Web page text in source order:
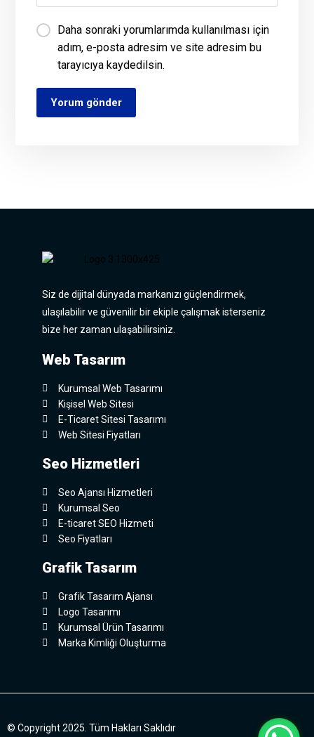
Daha sonraki yorumlarımda kullanılması için
adım, e-posta adresim ve site adresim bu
tarayıcıya kaydedilsin.
Yorum gönder
Siz de dijital dünyada markanızı güçlendirmek,
ulaşılabilir ve güvenilir bir ekiple çalışmak isterseniz
bize her zaman ulaşabilirsiniz.
Web Tasarım
Kurumsal Web Tasarımı
Kişisel Web Sitesi
E-Ticaret Sitesi Tasarımı
Web Sitesi Fiyatları
Seo Hizmetleri
Seo Ajansı Hizmetleri
Kurumsal Seo
E-ticaret SEO Hizmeti
Seo Fiyatları
Grafik Tasarım
Grafik Tasarım Ajansı
Logo Tasarımı
Kurumsal Ürün Tasarımı
Marka Kimliği Oluşturma
© Copyright 2025. Tüm Hakları Saklıdır